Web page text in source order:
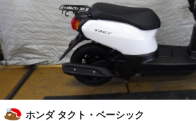
ホンダ タクト・ベーシック